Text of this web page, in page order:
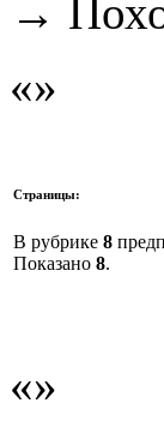
→
Страницы:
В рубрике 8
Показано 8.